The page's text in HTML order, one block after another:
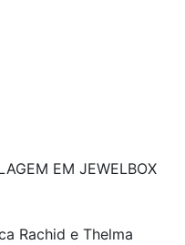
EM JEWELBOX
Rachid e Thelma